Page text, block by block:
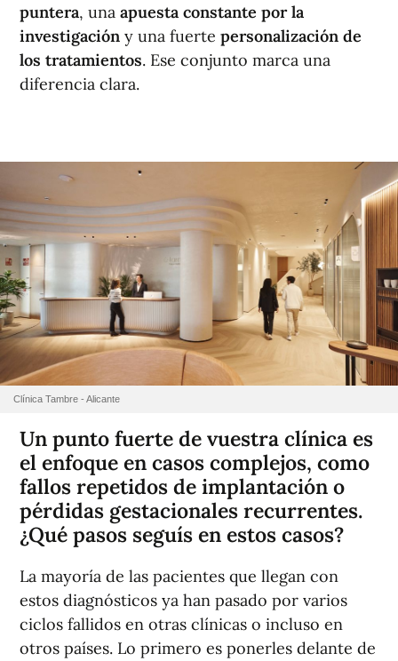
puntera, una apuesta constante por la
investigación y una fuerte personalización de
los tratamientos. Ese conjunto marca una
diferencia clara.
Clínica Tambre - Alicante
Un punto fuerte de vuestra clínica es
el enfoque en casos complejos, como
fallos repetidos de implantación o
pérdidas gestacionales recurrentes.
¿Qué pasos seguís en estos casos?
La mayoría de las pacientes que llegan con
estos diagnósticos ya han pasado por varios
ciclos fallidos en otras clínicas o incluso en
otros países. Lo primero es ponerles delante de